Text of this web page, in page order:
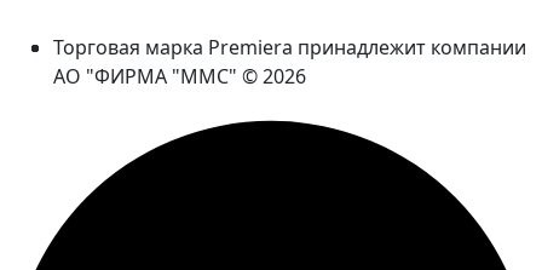
Торговая марка Premiera принадлежит компании
АО "ФИРМА "ММС" © 2026